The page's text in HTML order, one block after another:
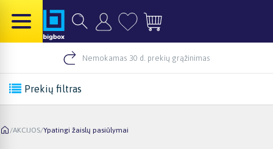
Nemokamas 30 d. prekių grąžinimas
Prekių filtras
/AKCIJOS/Ypatingi žaislų pasiūlymai